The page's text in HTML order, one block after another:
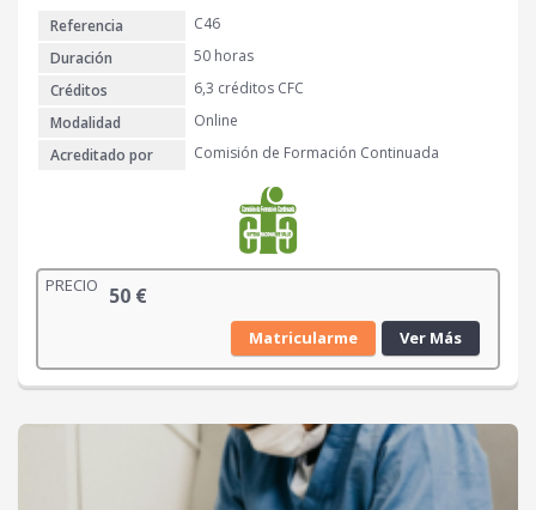
Referencia
C46
Duración
50 horas
Créditos
6,3 créditos CFC
Modalidad
Online
Acreditado por
Comisión de Formación Continuada
PRECIO 50 €
Matricularme Ver Más